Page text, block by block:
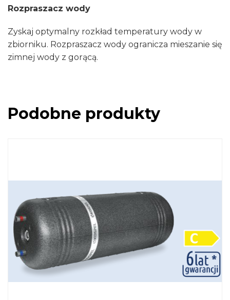
Rozpraszacz wody
Zyskaj optymalny rozkład temperatury wody w
zbiorniku. Rozpraszacz wody ogranicza mieszanie się
zimnej wody z gorącą.
Podobne produkty